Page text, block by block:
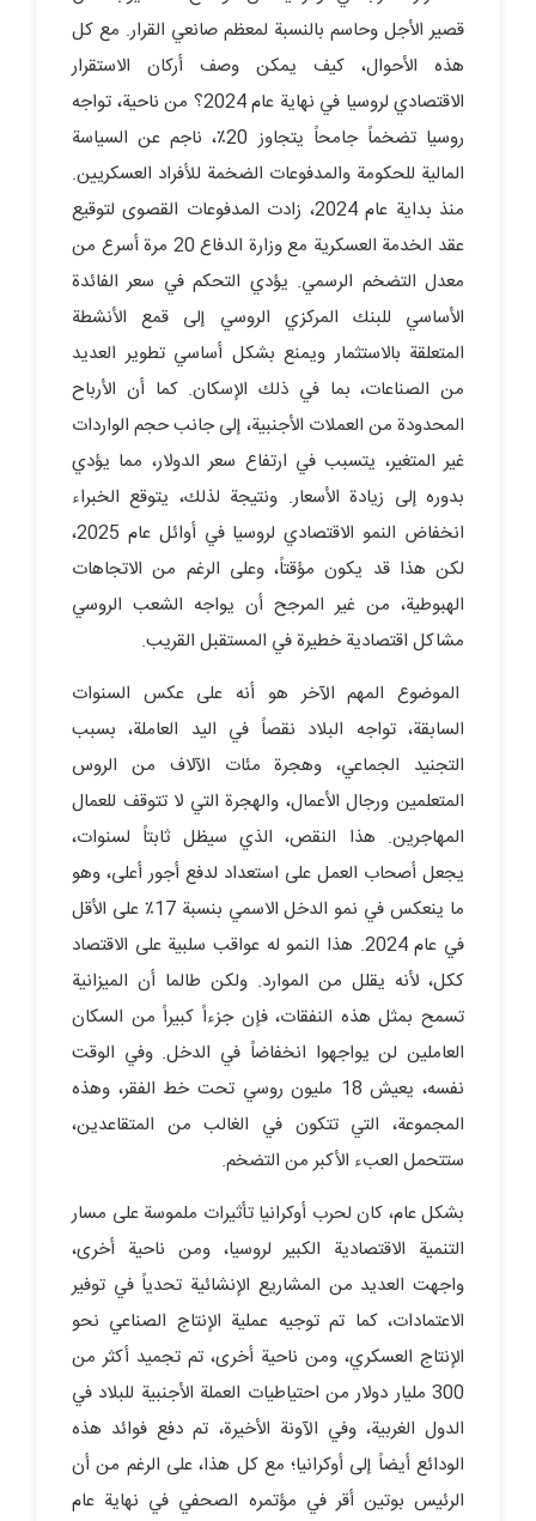
قصير الأجل وحاسم بالنسبة لمعظم صانعي القرار. مع كل
هذه الأحوال، كيف يمكن وصف أركان الاستقرار
الاقتصادي لروسيا في نهاية عام 2024؟ من ناحية، تواجه
روسيا تضخماً جامحاً يتجاوز 20٪، ناجم عن السياسة
المالية للحكومة والمدفوعات الضخمة للأفراد العسكريين.
منذ بداية عام 2024، زادت المدفوعات القصوى لتوقيع
عقد الخدمة العسكرية مع وزارة الدفاع 20 مرة أسرع من
معدل التضخم الرسمي. يؤدي التحكم في سعر الفائدة
الأساسي للبنك المركزي الروسي إلى قمع الأنشطة
المتعلقة بالاستثمار ويمنع بشكل أساسي تطوير العديد
من الصناعات، بما في ذلك الإسكان. كما أن الأرباح
المحدودة من العملات الأجنبية، إلى جانب حجم الواردات
غير المتغير، يتسبب في ارتفاع سعر الدولار، مما يؤدي
بدوره إلى زيادة الأسعار. ونتيجة لذلك، يتوقع الخبراء
انخفاض النمو الاقتصادي لروسيا في أوائل عام 2025،
لكن هذا قد يكون مؤقتاً، وعلى الرغم من الاتجاهات
الهبوطية، من غير المرجح أن يواجه الشعب الروسي
مشاكل اقتصادية خطيرة في المستقبل القريب.
الموضوع المهم الآخر هو أنه على عكس السنوات
السابقة، تواجه البلاد نقصاً في اليد العاملة، بسبب
التجنيد الجماعي، وهجرة مئات الآلاف من الروس
المتعلمين ورجال الأعمال، والهجرة التي لا تتوقف للعمال
المهاجرين. هذا النقص، الذي سيظل ثابتاً لسنوات،
يجعل أصحاب العمل على استعداد لدفع أجور أعلى، وهو
ما ينعكس في نمو الدخل الاسمي بنسبة 17٪ على الأقل
في عام 2024. هذا النمو له عواقب سلبية على الاقتصاد
ككل، لأنه يقلل من الموارد. ولكن طالما أن الميزانية
تسمح بمثل هذه النفقات، فإن جزءاً كبيراً من السكان
العاملين لن يواجهوا انخفاضاً في الدخل. وفي الوقت
نفسه، يعيش 18 مليون روسي تحت خط الفقر، وهذه
المجموعة، التي تتكون في الغالب من المتقاعدين،
ستتحمل العبء الأكبر من التضخم.
بشكل عام، كان لحرب أوكرانيا تأثيرات ملموسة على مسار
التنمية الاقتصادية الكبير لروسيا، ومن ناحية أخرى،
واجهت العديد من المشاريع الإنشائية تحدياً في توفير
الاعتمادات، كما تم توجيه عملية الإنتاج الصناعي نحو
الإنتاج العسكري، ومن ناحية أخرى، تم تجميد أكثر من
300 مليار دولار من احتياطيات العملة الأجنبية للبلاد في
الدول الغربية، وفي الآونة الأخيرة، تم دفع فوائد هذه
الودائع أيضاً إلى أوكرانيا؛ مع كل هذا، على الرغم من أن
الرئيس بوتين أقر في مؤتمره الصحفي في نهاية عام